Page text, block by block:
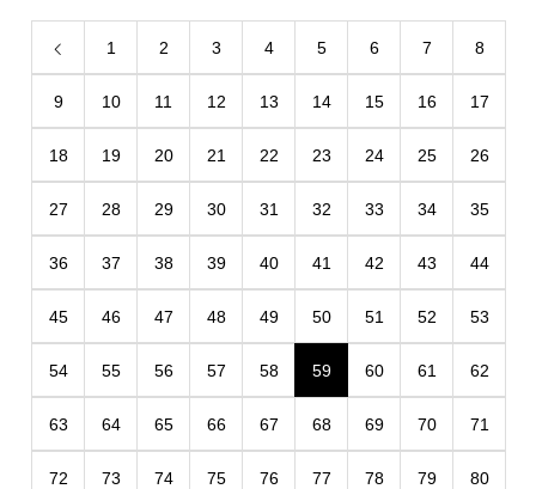
1 2 3 4 5 6 7 8
9 10 11 12 13 14 15 16 17
18 19 20 21 22 23 24 25 26
27 28 29 30 31 32 33 34 35
36 37 38 39 40 41 42 43 44
45 46 47 48 49 50 51 52 53
54 55 56 57 58 59 60 61 62
63 64 65 66 67 68 69 70 71
72 73 74 75 76 77 78 79 80